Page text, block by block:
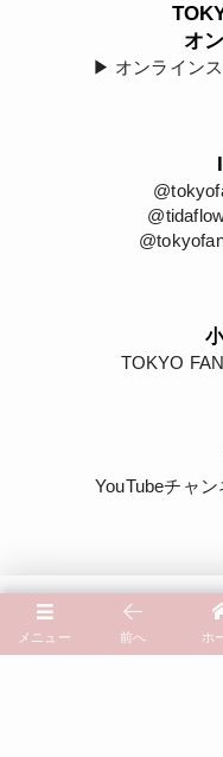
オ
▶︎ オンライン
TOKYO
YouTubeチャン
メニュー 前へ ホ